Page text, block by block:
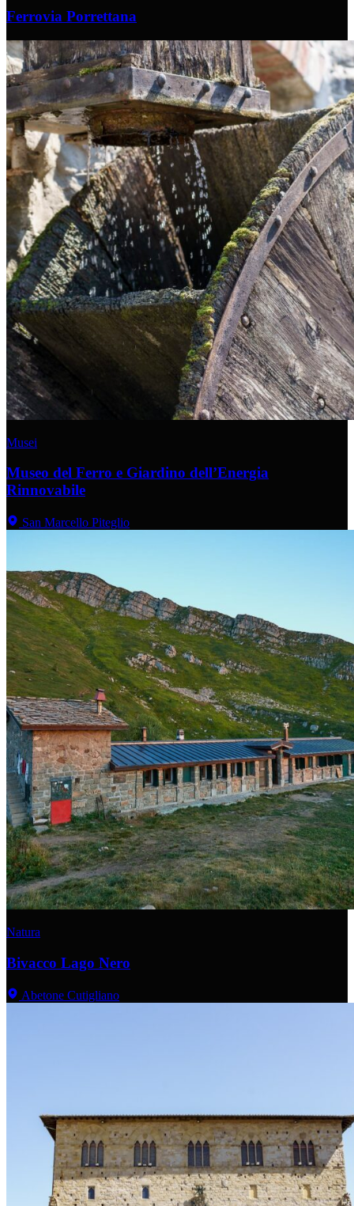
Ferrovia Porrettana
Musei
Museo del Ferro e Giardino dell’Energia
Rinnovabile
San Marcello Piteglio
Natura
Bivacco Lago Nero
Abetone Cutigliano